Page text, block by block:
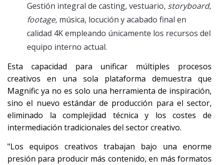
Gestión integral de casting, vestuario, storyboard,
footage, música, locución y acabado final en
calidad 4K empleando únicamente los recursos del
equipo interno actual.
Esta capacidad para unificar múltiples procesos
creativos en una sola plataforma demuestra que
Magnific ya no es solo una herramienta de inspiración,
sino el nuevo estándar de producción para el sector,
eliminado la complejidad técnica y los costes de
intermediación tradicionales del sector creativo.
"Los equipos creativos trabajan bajo una enorme
presión para producir más contenido, en más formatos